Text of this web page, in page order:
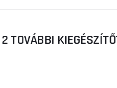
TOVÁBBI